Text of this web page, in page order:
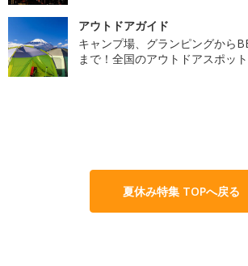
アウトドアガイド
キャンプ場、グランピングから
まで！全国のアウトドアスポッ
夏休み特集 TOPへ戻る